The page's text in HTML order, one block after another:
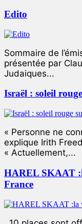
Edito
Sommaire de
présentée par
Judaiques...
Israël : soleil
« Personne ne
explique Irith
« Actuellement,...
HAREL SKAAT
France